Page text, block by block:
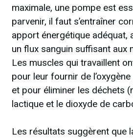
maximale, une pompe est
parvenir, il faut s’entraîner
apport énergétique adéquat,
un flux sanguin suffisant aux
Les muscles qui travaillent
pour leur fournir de
et pour éliminer les déchets
lactique et le dioxyde de
Les résultats suggèrent que